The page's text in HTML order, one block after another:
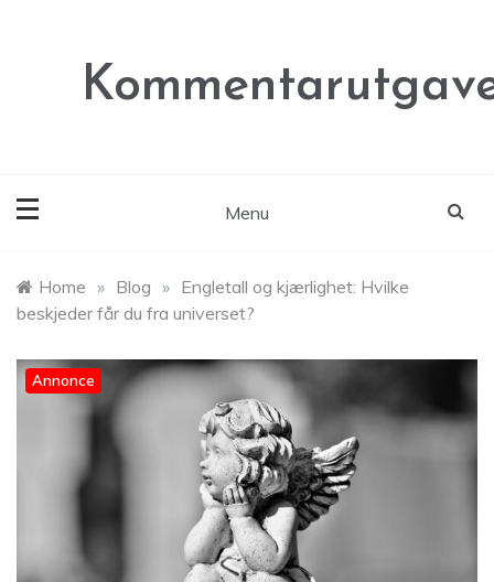
Menu
Home » Blog » Engletall og kjærlighet: Hvilke
beskjeder får du fra universet?
Annonce